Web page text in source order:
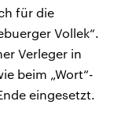
für die
Vollek“.
Verleger in
beim „Wort“-
eingesetzt.